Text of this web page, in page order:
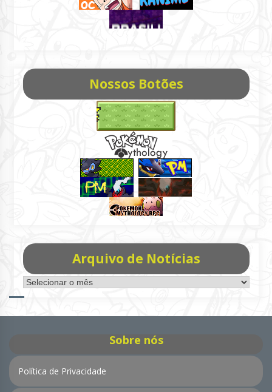
Nossos Botões
Arquivo de Notícias
Arquivo
de
Sobre nós
Política de Privacidade